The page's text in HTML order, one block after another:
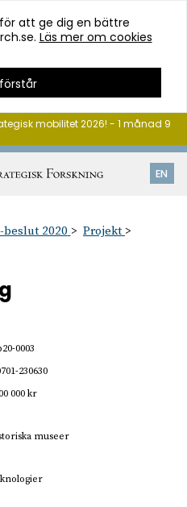
att ge dig en bättre
Läs mer om cookies
EN
mobilitet 2026! - 1 månad 9
beslut 2020
Projekt
0003
230630
000 kr
museer